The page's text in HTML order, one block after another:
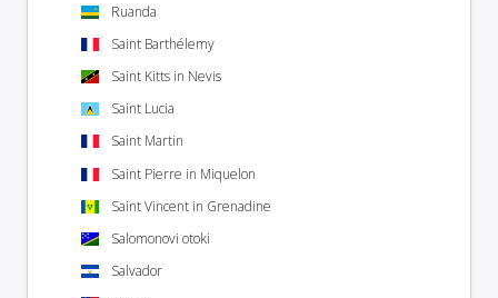
Ruanda
Saint Barthélemy
Saint Kitts in Nevis
Saint Lucia
Saint Martin
Saint Pierre in Miquelon
Saint Vincent in Grenadine
Salomonovi otoki
Salvador